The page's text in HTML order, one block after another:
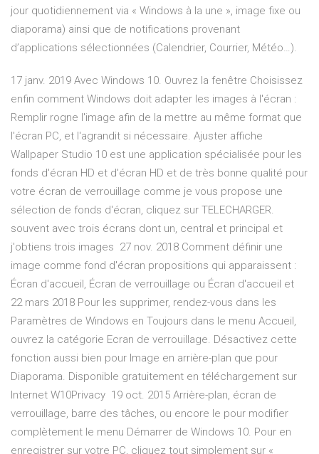
jour quotidiennement via « Windows à la une », image fixe ou
diaporama) ainsi que de notifications provenant
d’applications sélectionnées (Calendrier, Courrier, Météo…).
17 janv. 2019 Avec Windows 10. Ouvrez la fenêtre Choisissez
enfin comment Windows doit adapter les images à l'écran :
Remplir rogne l'image afin de la mettre au même format que
l'écran PC, et l'agrandit si nécessaire. Ajuster affiche
Wallpaper Studio 10 est une application spécialisée pour les
fonds d'écran HD et d'écran HD et de très bonne qualité pour
votre écran de verrouillage comme je vous propose une
sélection de fonds d'écran, cliquez sur TELECHARGER.
souvent avec trois écrans dont un, central et principal et
j'obtiens trois images 27 nov. 2018 Comment définir une
image comme fond d'écran propositions qui apparaissent :
Écran d'accueil, Écran de verrouillage ou Écran d'accueil et
22 mars 2018 Pour les supprimer, rendez-vous dans les
Paramètres de Windows en Toujours dans le menu Accueil,
ouvrez la catégorie Ecran de verrouillage. Désactivez cette
fonction aussi bien pour Image en arrière-plan que pour
Diaporama. Disponible gratuitement en téléchargement sur
Internet W10Privacy 19 oct. 2015 Arrière-plan, écran de
verrouillage, barre des tâches, ou encore le pour modifier
complètement le menu Démarrer de Windows 10. Pour en
enregistrer sur votre PC, cliquez tout simplement sur «